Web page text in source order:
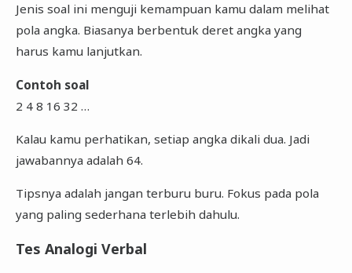
Jenis soal ini menguji kemampuan kamu dalam melihat
pola angka. Biasanya berbentuk deret angka yang
harus kamu lanjutkan.
Contoh soal
2 4 8 16 32 …
Kalau kamu perhatikan, setiap angka dikali dua. Jadi
jawabannya adalah 64.
Tipsnya adalah jangan terburu buru. Fokus pada pola
yang paling sederhana terlebih dahulu.
Tes Analogi Verbal